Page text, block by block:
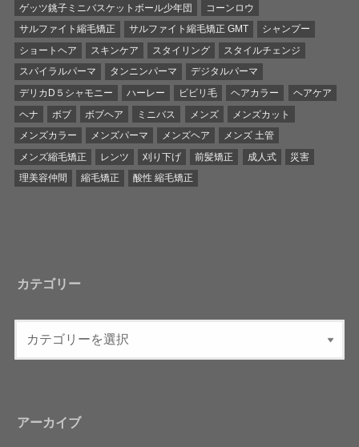
ゲッツ銚子ミニバスケットボール少年団
コーンロウ
サルファイト縮毛矯正
サルファイト縮毛矯正 GMT
シャンプー
ショートヘア
スキンケア スタイリング
スタイルチェンジ
スパイラルパーマ
タンニンパーマ
デジタルパーマ
デリカD５シャモニー
ハーレー ビビリ毛 ヘアカラー
ヘアケア
ヘナ
ボブ ボブヘア ミニバス メンズ
メンズカット
メンズカラー
メンズパーマ メンズヘア
メンズ 土管
メンズ縮毛矯正
レンツ 刈り下げ 前髪矯正 成人式
災害
理美容仲間
縮毛矯正 酸性 縮毛矯正
カテゴリー
アーカイブ